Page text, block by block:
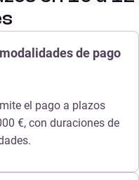
de pago
el pago a plazos
€, con duraciones de